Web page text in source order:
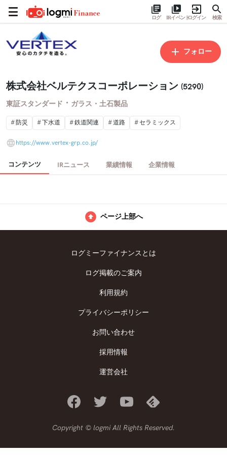
ログ IRイベントログイン 検索
フォロー
株式会社ベルテクスコーポレーション (5290)
東証スタンダード ・ ガラス・土石製品
防災 下水道 鉄道関連 道路 セラミックス
https://www.vertex-grp.co.jp/
コンテンツ IRニュース 業績情報 企業情報
ページ上部へ
ログミーファイナンスとは
ログ掲載のご案内
利用規約
プライバシーポリシー
お問い合わせ
採用情報
運営会社
Copyright © logmi All Rights Reserved.